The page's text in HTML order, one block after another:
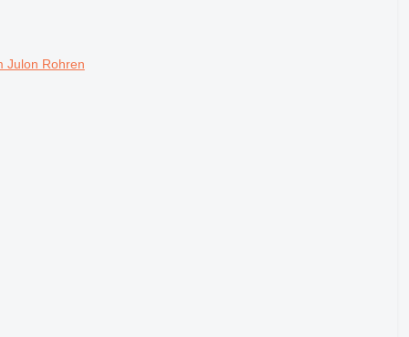
Julon Rohren